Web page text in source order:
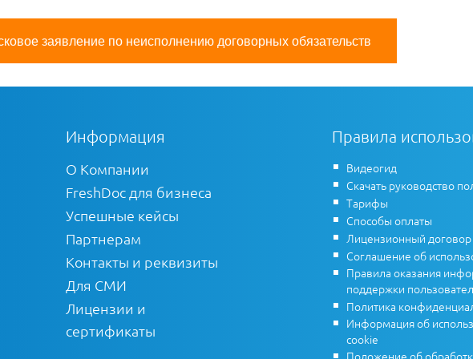
заявление по неисполнению договорных обязательств
Информация
О Компании
FreshDoc для бизнеса
Успешные кейсы
Партнерам
Контакты и реквизиты
Для СМИ
Лицензии и
сертификаты
Правила
Видеогид
Скачать руководство
Тарифы
Способы оплаты
Лицензионный
Соглашение об
Правила оказания
поддержки
Политика
Информация об
cookie
Положение об